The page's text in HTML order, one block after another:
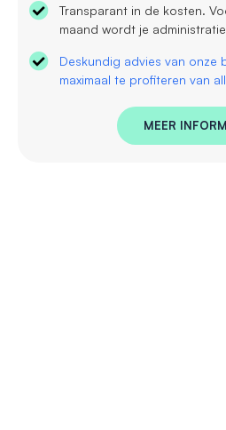
Transparant in de kosten.
maand wordt je
Deskundig advies van onze
maximaal te profiteren van
MEER